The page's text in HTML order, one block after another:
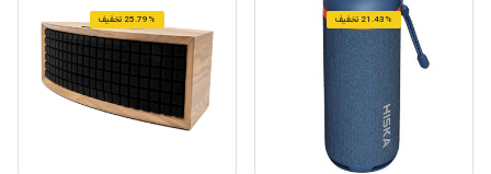
21.43% تخفیف 25.79% تخفیف